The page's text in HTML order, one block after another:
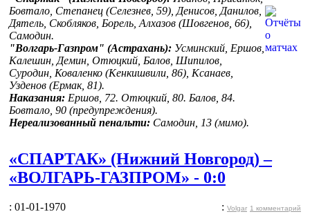
Бовтало, Степанец (Селезнев, 59), Денисов, Данилов,
Дятель, Скобляков, Борель, Алхазов (Шовгенов, 66),
Самодин.
"Волгарь-Газпром" (Астрахань): Усминский, Ершов,
Калешин, Демин, Отюцкий, Балов, Шипилов,
Суродин, Коваленко (Кенкишвили, 86), Ксанаев,
Узденов (Ермак, 81).
Наказания: Ершов, 72. Отюцкий, 80. Балов, 84.
Бовтало, 90 (предупреждения).
Нереализованный пенальти: Самодин, 13 (мимо).
«СПАРТАК» (Нижний Новгород) –
«ВОЛГАРЬ-ГАЗПРОМ» - 0:0
: 01-01-1970 : Volgar 1 комментарий